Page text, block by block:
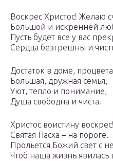
Воскрес Христос! Желаю
Большой и искренней
Пусть будет все у вас
Сердца безгрешны и
Достаток в доме,
Большая, дружная семья,
Уют, тепло и понимание,
Душа свободна и чиста.
Христос воистину воскрес!
Святая Пасха – на пороге.
Прольется Божий свет с
Чтоб наша жизнь явилась